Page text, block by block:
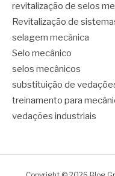
revitalização de selos
Revitalização de
selagem mecânica
Selo mecânico
selos mecânicos
substituição de
treinamento para
vedações industriais